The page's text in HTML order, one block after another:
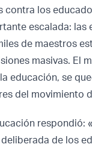
los
escalada: las
de maestros
masivas. El
educación, se
del movimiento
respondió:
de los